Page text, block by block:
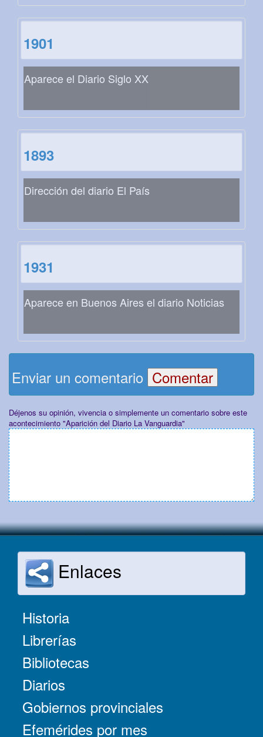
1901
Aparece el Diario Siglo XX
1893
Dirección del diario El País
1931
Aparece en Buenos Aires el diario Noticias
Enviar un comentario
Déjenos su opinión, vivencia o simplemente un comentario sobre este
acontecimiento "Aparición del Diario La Vanguardia"
Enlaces
Historia
Librerías
Bibliotecas
Diarios
Gobiernos provinciales
Efemérides por mes